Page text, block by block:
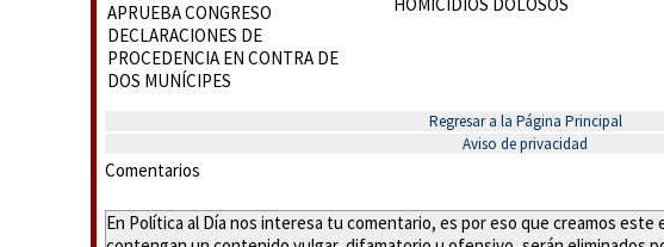
APRUEBA CONGRESO
DECLARACIONES DE
PROCEDENCIA EN CONTRA DE
DOS MUNÍCIPES
Regresar a la Página Principal
Aviso de privacidad
Comentarios
En Política al Día nos interesa tu comentario, es por eso que creamos este